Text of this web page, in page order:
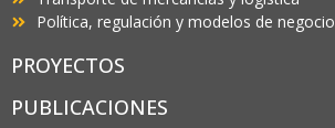
Política, regulación y modelos de negocio
PROYECTOS
PUBLICACIONES